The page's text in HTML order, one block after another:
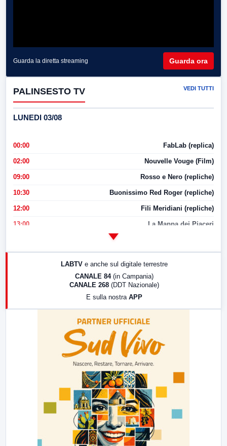
Guarda la diretta streaming Guarda ora
PALINSESTO TV VEDI TUTTI
LUNEDI 03/08
00:00 FabLab (replica)
02:00 Nouvelle Vouge (Film)
09:00 Rosso e Nero (repliche)
10:30 Buonissimo Red Roger (repliche)
12:00 Fili Meridiani (repliche)
13:00 La Mappa dei Piaceri
17:00 LabNews (replica)
LABTV e anche sul digitale terrestre
CANALE 84 (in Campania)
CANALE 268 (DDT Nazionale)
E sulla nostra APP